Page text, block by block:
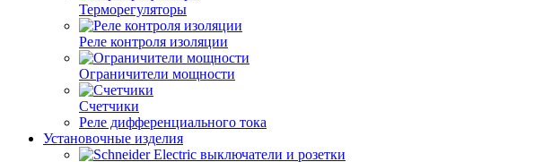
Терморегуляторы
Реле контроля изоляции
Ограничители мощности
Счетчики
Реле дифференциального тока
Установочные изделия